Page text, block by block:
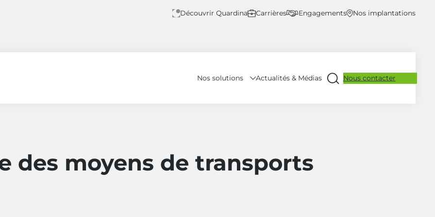
Découvrir Quardina Carrières Engagements Nos implantations
Nos solutions Actualités & Médias
Ouvrir
Nous contacter
des moyens de transports